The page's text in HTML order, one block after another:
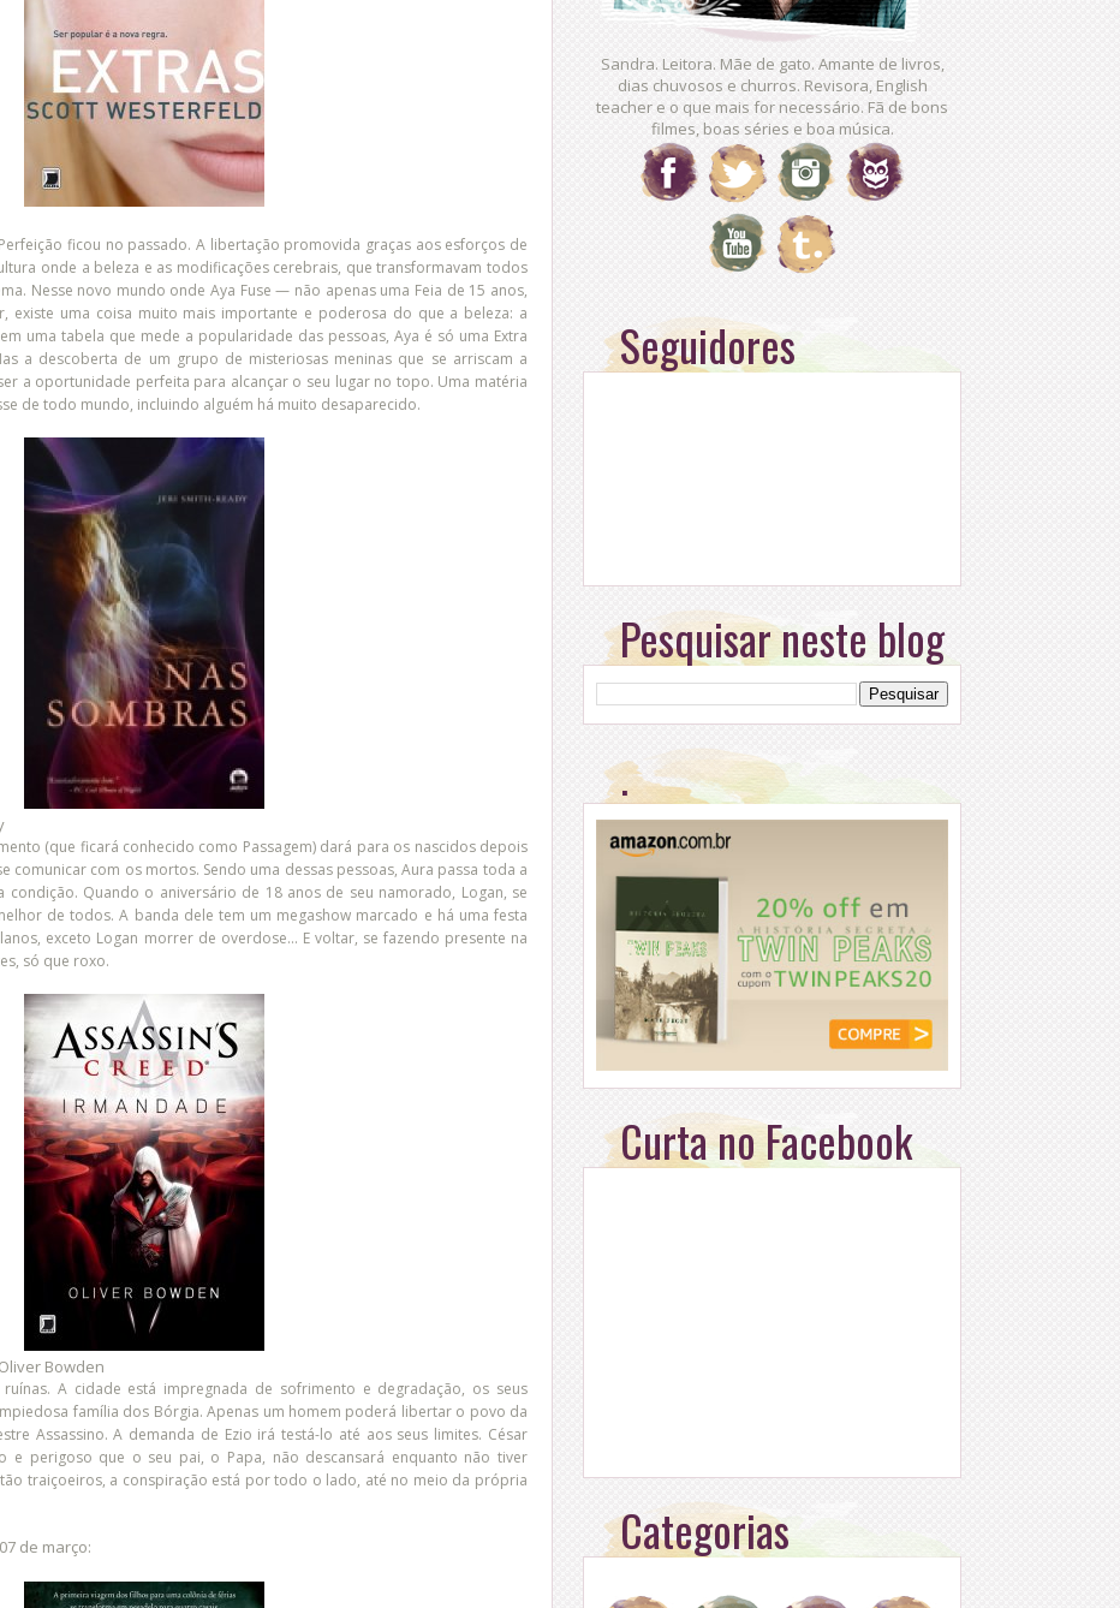
ficou no passado. A libertação promovida graças aos esforços de
onde a beleza e as modificações cerebrais, que transformavam todos
Nesse novo mundo onde Aya Fuse — não apenas uma Feia de 15 anos,
existe uma coisa muito mais importante e poderosa do que a beleza: a
uma tabela que mede a popularidade das pessoas, Aya é só uma Extra
a descoberta de um grupo de misteriosas meninas que se arriscam a
a oportunidade perfeita para alcançar o seu lugar no topo. Uma matéria
de todo mundo, incluindo alguém há muito desaparecido.
(que ficará conhecido como Passagem) dará para os nascidos depois
comunicar com os mortos. Sendo uma dessas pessoas, Aura passa toda a
condição. Quando o aniversário de 18 anos de seu namorado, Logan, se
de todos. A banda dele tem um megashow marcado e há uma festa
exceto Logan morrer de overdose... E voltar, se fazendo presente na
só que roxo.
Bowden
A cidade está impregnada de sofrimento e degradação, os seus
família dos Bórgia. Apenas um homem poderá libertar o povo da
Assassino. A demanda de Ezio irá testá-lo até aos seus limites. César
e perigoso que o seu pai, o Papa, não descansará enquanto não tiver
traiçoeiros, a conspiração está por todo o lado, até no meio da própria
de março:
Sandra. Leitora. Mãe de gato. Amante de livros,
dias chuvosos e churros. Revisora, English
teacher e o que mais for necessário. Fã de bons
filmes, boas séries e boa música.
Seguidores
Pesquisar neste blog
.
Curta no Facebook
Categorias